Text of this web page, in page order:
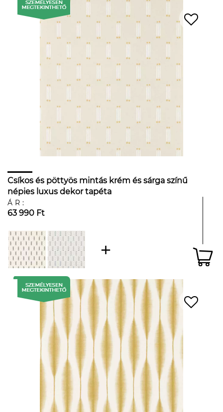
Csíkos és pöttyös mintás krém és sárga színű
népies luxus dekor tapéta
ÁR:
63 990 Ft